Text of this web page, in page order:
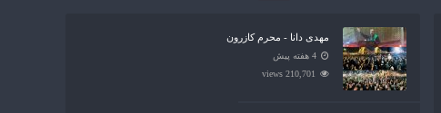
مهدی دانا - محرم کازرون
4 هفته پیش
210,701 views